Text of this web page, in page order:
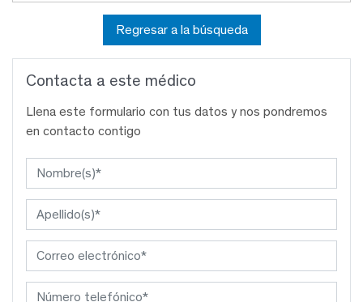
Regresar a la búsqueda
Contacta a este médico
Llena este formulario con tus datos y nos pondremos
en contacto contigo